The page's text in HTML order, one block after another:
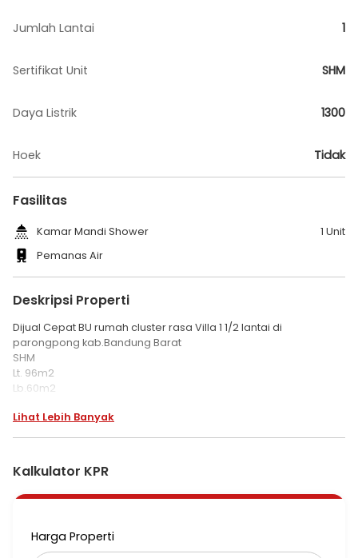
Jumlah Lantai 1
Sertifikat Unit SHM
Daya Listrik 1300
Hoek Tidak
Fasilitas
Kamar Mandi Shower
1 Unit
Pemanas Air
Deskripsi Properti
Dijual Cepat BU rumah cluster rasa Villa 1 1/2 lantai di
parongpong kab.Bandung Barat
SHM
Lt. 96m2
Lb.60m2
kamar mandi 1 bh
garden
kitchen Set
water Heater
fasilitas Cluster :
Lihat Lebih Banyak
Kalkulator KPR
Harga Properti